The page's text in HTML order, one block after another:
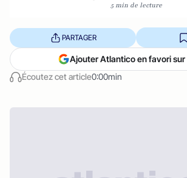
5 min de lecture
Écoutez cet article0:00min
PARTAGER
Ajouter Atlantico en favori sur